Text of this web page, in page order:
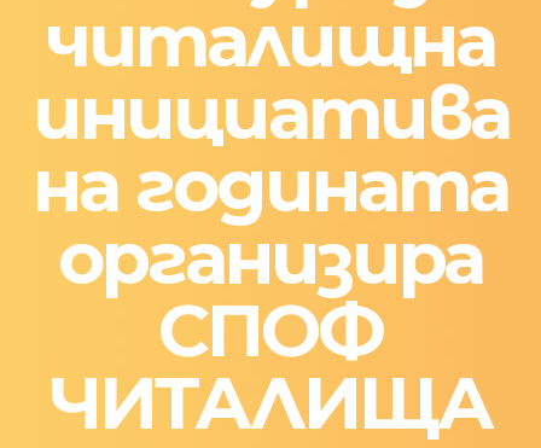
читалищна
инициатива
на годината
организира
СПОФ
ЧИТАЛИЩА